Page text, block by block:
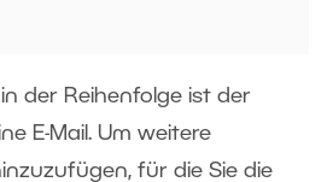
der Reihenfolge ist der
E-Mail. Um weitere
für die Sie die